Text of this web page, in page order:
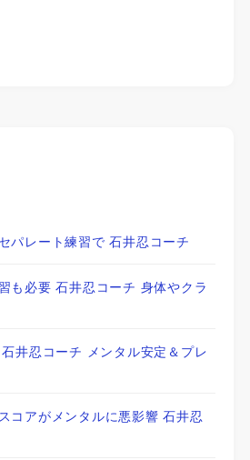
パレート練習で 石井忍コーチ
も必要 石井忍コーチ 身体やクラ
石井忍コーチ メンタル安定＆プレ
コアがメンタルに悪影響 石井忍